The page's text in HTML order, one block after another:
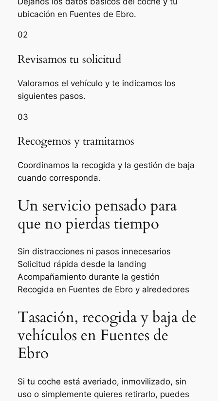
ubicación en Fuentes de Ebro.
02
Revisamos tu solicitud
Valoramos el vehículo y te indicamos los
siguientes pasos.
03
Recogemos y tramitamos
Coordinamos la recogida y la gestión de baja
cuando corresponda.
Un servicio pensado para
que no pierdas tiempo
Sin distracciones ni pasos innecesarios
Solicitud rápida desde la landing
Acompañamiento durante la gestión
Recogida en Fuentes de Ebro y alrededores
Tasación, recogida y baja de
vehículos en Fuentes de
Ebro
Si tu coche está averiado, inmovilizado, sin
uso o simplemente quieres retirarlo, puedes